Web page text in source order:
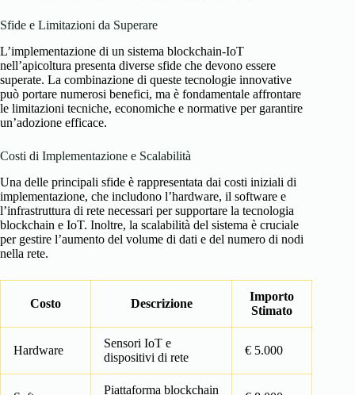
Sfide e Limitazioni da Superare
L’implementazione di un sistema blockchain-IoT
nell’apicoltura presenta diverse sfide che devono essere
superate. La combinazione di queste tecnologie innovative
può portare numerosi benefici, ma è fondamentale affrontare
le limitazioni tecniche, economiche e normative per garantire
un’adozione efficace.
Costi di Implementazione e Scalabilità
Una delle principali sfide è rappresentata dai costi iniziali di
implementazione, che includono l’hardware, il software e
l’infrastruttura di rete necessari per supportare la tecnologia
blockchain e IoT. Inoltre, la scalabilità del sistema è cruciale
per gestire l’aumento del volume di dati e del numero di nodi
nella rete.
Costo Descrizione
Importo
Stimato
Hardware
Sensori IoT e
dispositivi di rete
€ 5.000
Piattaforma blockchain